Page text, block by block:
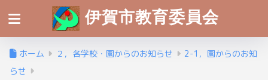
伊賀市教育委員会
ホーム ２，各学校・園からのお知らせ
2-1，園からのお知
らせ